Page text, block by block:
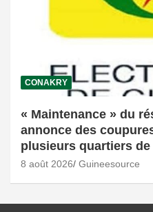
CONAKRY
« Maintenance » du
annonce des
plusieurs quartiers
8 août 2026 Guineesource